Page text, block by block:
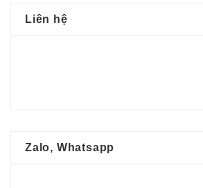
Liên hệ
Zalo, Whatsapp